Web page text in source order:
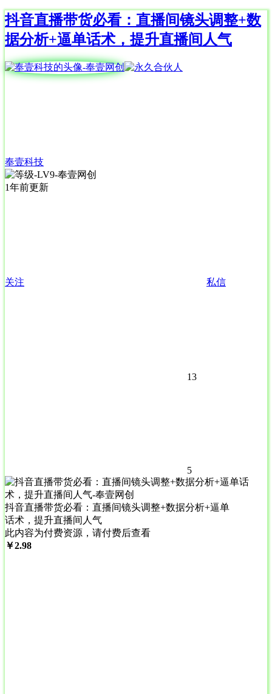
抖音直播带货必看：直播间镜头调整+数
据分析+逼单话术，提升直播间人气
奉壹科技
1年前更新
关注 私信
13
5
抖音直播带货必看：直播间镜头调整+数据分析+逼单
话术，提升直播间人气
此内容为付费资源，请付费后查看
￥2.98